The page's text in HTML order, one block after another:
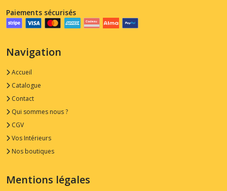
Paiements sécurisés
Navigation
Accueil
Catalogue
Contact
Qui sommes nous ?
CGV
Vos Intérieurs
Nos boutiques
Mentions légales